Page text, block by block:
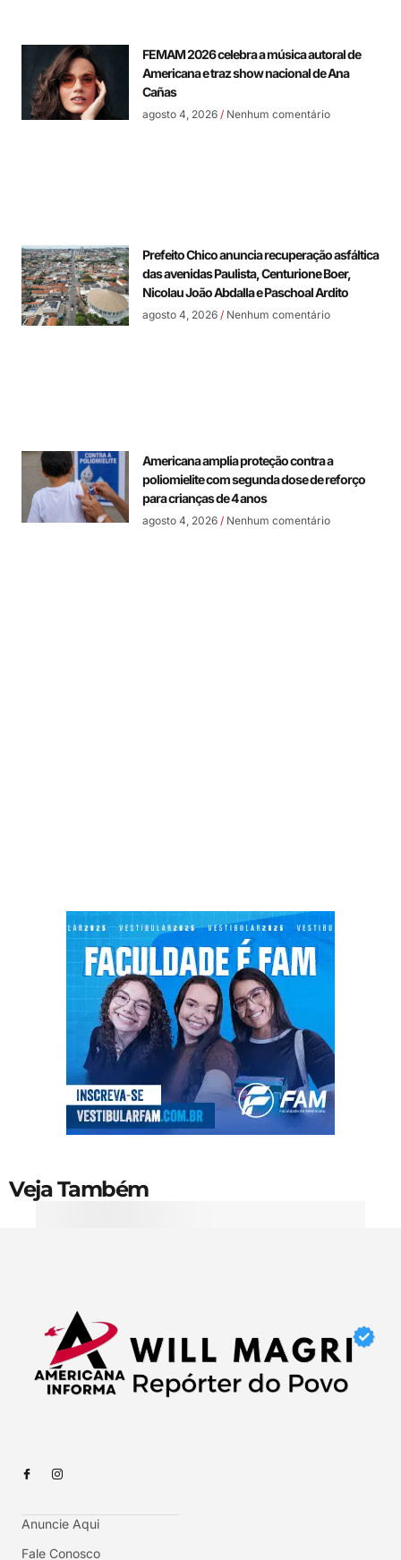
FEMAM 2026 celebra a música autoral de
Americana e traz show nacional de Ana
Cañas
agosto 4, 2026 Nenhum comentário
Prefeito Chico anuncia recuperação asfáltica
das avenidas Paulista, Centurione Boer,
Nicolau João Abdalla e Paschoal Ardito
agosto 4, 2026 Nenhum comentário
Americana amplia proteção contra a
poliomielite com segunda dose de reforço
para crianças de 4 anos
agosto 4, 2026 Nenhum comentário
Veja Também
Anuncie Aqui
Fale Conosco